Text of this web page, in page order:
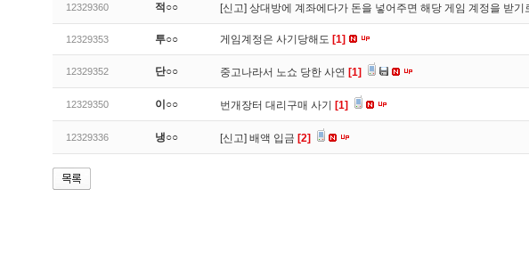
12329360 적○○ [신고] 상대방에 계좌에다가 돈을 넣어주면 해당 게임 계정을 받
12329353 투○○ 게임계정은 사기당해도 [1]
12329352 단○○ 중고나라서 노쇼 당한 사연 [1]
12329350 이○○ 번개장터 대리구매 사기 [1]
12329336 냉○○ [신고] 배액 입금 [2]